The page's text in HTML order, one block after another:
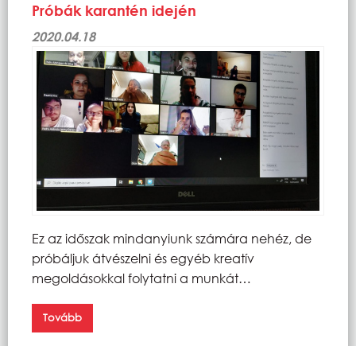
Próbák karantén idején
2020.04.18
Ez az időszak mindanyiunk számára nehéz, de
próbáljuk átvészelni és egyéb kreatív
megoldásokkal folytatni a munkát…
Tovább